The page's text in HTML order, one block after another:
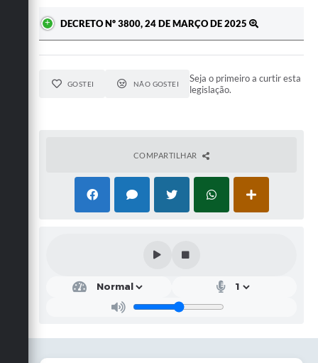
DECRETO Nº 3800, 24 DE MARÇO DE 2025
GOSTEI NÃO GOSTEI
Seja o primeiro a curtir esta
legislação.
COMPARTILHAR